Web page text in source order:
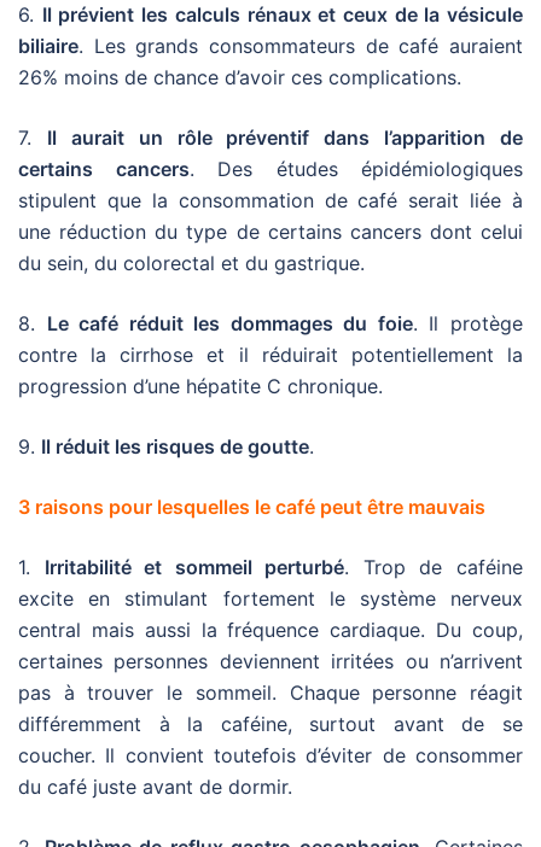
6. Il prévient les calculs rénaux et ceux de la vésicule
biliaire. Les grands consommateurs de café auraient
26% moins de chance d’avoir ces complications.
7. Il aurait un rôle préventif dans l’apparition de
certains cancers. Des études épidémiologiques
stipulent que la consommation de café serait liée à
une réduction du type de certains cancers dont celui
du sein, du colorectal et du gastrique.
8. Le café réduit les dommages du foie. Il protège
contre la cirrhose et il réduirait potentiellement la
progression d’une hépatite C chronique.
9. Il réduit les risques de goutte.
3 raisons pour lesquelles le café peut être mauvais
1. Irritabilité et sommeil perturbé. Trop de caféine
excite en stimulant fortement le système nerveux
central mais aussi la fréquence cardiaque. Du coup,
certaines personnes deviennent irritées ou n’arrivent
pas à trouver le sommeil. Chaque personne réagit
différemment à la caféine, surtout avant de se
coucher. Il convient toutefois d’éviter de consommer
du café juste avant de dormir.